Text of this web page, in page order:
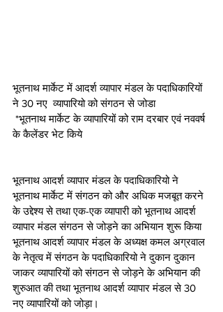
भूतनाथ मार्केट में आदर्श व्यापार मंडल के पदाधिकारियों
ने 30 नए  व्यापारियो को संगठन से जोडा
के कैलेंडर भेट किये
भूतनाथ आदर्श व्यापार मंडल के पदाधिकारियो ने
भूतनाथ मार्केट में संगठन को और अधिक मजबूत करने
के उद्देश्य से तथा एक-एक व्यापारी को भूतनाथ आदर्श
व्यापार मंडल संगठन से जोड़ने का अभियान शुरू किया
भूतनाथ आदर्श व्यापार मंडल के अध्यक्ष कमल अग्रवाल
के नेतृत्व में संगठन के पदाधिकारियो ने दुकान दुकान
जाकर व्यापारियों को संगठन से जोड़ने के अभियान की
शुरुआत की तथा भूतनाथ आदर्श व्यापार मंडल से 30
नए व्यापारियों को जोड़ा।